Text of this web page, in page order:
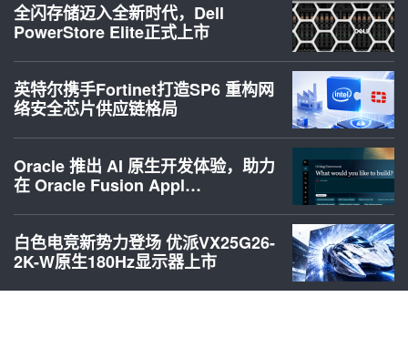
全闪存储迈入全新时代，Dell
PowerStore Elite正式上市
英特尔携手Fortinet打造SP6 重构网
络安全芯片供应链格局
Oracle 推出 AI 原生开发体验，助力
在 Oracle Fusion Appl…
白色电竞新势力登场 优派VX25G26-
2K-W原生180Hz显示器上市